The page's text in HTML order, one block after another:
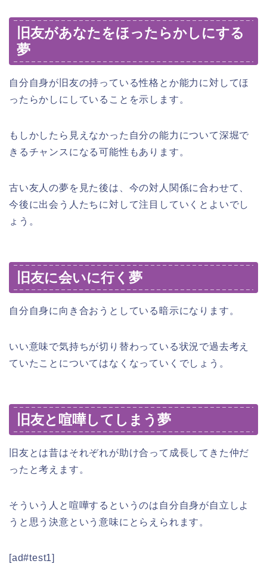
旧友があなたをほったらかしにする
夢
自分自身が旧友の持っている性格とか能力に対してほ
ったらかしにしていることを示します。
もしかしたら見えなかった自分の能力について深堀で
きるチャンスになる可能性もあります。
古い友人の夢を見た後は、今の対人関係に合わせて、
今後に出会う人たちに対して注目していくとよいでし
ょう。
旧友に会いに行く夢
自分自身に向き合おうとしている暗示になります。
いい意味で気持ちが切り替わっている状況で過去考え
ていたことについてはなくなっていくでしょう。
旧友と喧嘩してしまう夢
旧友とは昔はそれぞれが助け合って成長してきた仲だ
ったと考えます。
そういう人と喧嘩するというのは自分自身が自立しよ
うと思う決意という意味にとらえられます。
[ad#test1]